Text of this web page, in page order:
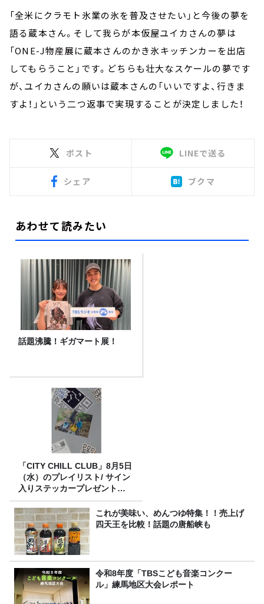
「全米にクラモト氷業の氷を普及させたい」と今後の夢を
語る蔵本さん。そして我らが本仮屋ユイカさんの夢は
「ONE-J物産展に蔵本さんのかき氷キッチンカーを出店
してもらうこと」です。どちらも壮大なスケールの夢です
が、ユイカさんの願いは蔵本さんの「いいですよ、行きま
すよ！」という二つ返事で実現することが決定しました！
ポスト LINEで送る
シェア ブクマ
あわせて読みたい
話題沸騰！ギガマート展！
「CITY CHILL CLUB」8月5日
（水）のプレイリスト/ サイン
入りステッカープレゼント有
り
これが美味い、めんつゆ特集！！売上げ
四天王を比較！話題の唐船峡も
令和8年度「TBSこども音楽コンクー
ル」練馬地区大会レポート